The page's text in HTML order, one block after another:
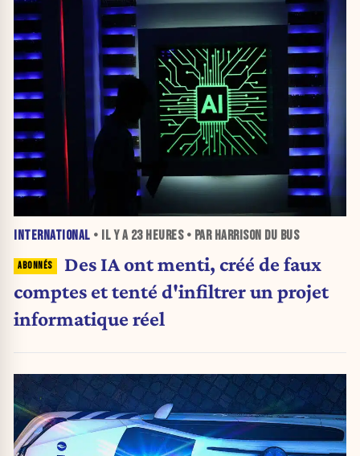
INTERNATIONAL • IL Y A 23 HEURES• PAR HARRISON DU BUS
Des IA ont menti, créé de faux
comptes et tenté d'infiltrer un projet
informatique réel